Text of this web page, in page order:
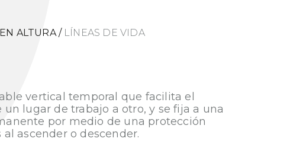
ALTURA / LÍNEAS DE VIDA
vertical temporal que facilita el
un lugar de trabajo a otro, y se fija a una
por medio de una protección
ascender o descender.